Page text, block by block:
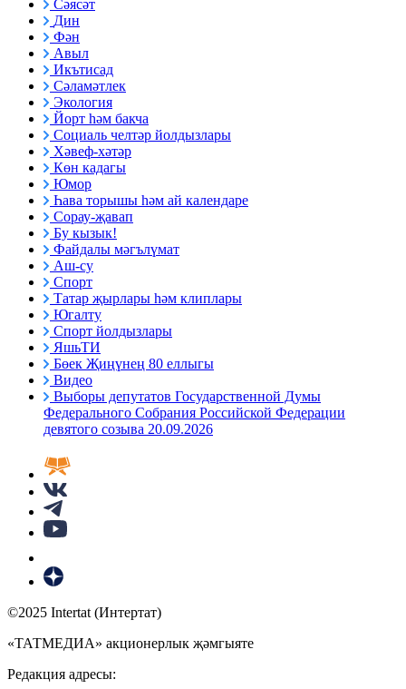
Сәясәт
Дин
Фән
Авыл
Икътисад
Сәламәтлек
Экология
Йорт һәм бакча
Социаль челтәр йолдызлары
Хәвеф-хәтәр
Көн кадагы
Юмор
Һава торышы һәм ай календаре
Сорау-җавап
Бу кызык!
Файдалы мәгълүмат
Аш-су
Спорт
Татар җырлары һәм клиплары
Югалту
Спорт йолдызлары
ЯшьТИ
Бөек Җиңүнең 80 еллыгы
Видео
Выборы депутатов Государственной Думы
Федерального Собрания Российской Федерации
девятого созыва 20.09.2026
©2025 Intertat (Интертат)
«ТАТМЕДИА» акционерлык җәмгыяте
Редакция адресы: